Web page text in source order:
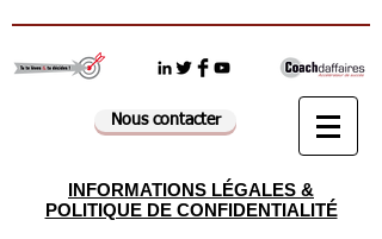
Nous contacter
INFORMATIONS LÉGALES &
POLITIQUE DE CONFIDENTIALITÉ